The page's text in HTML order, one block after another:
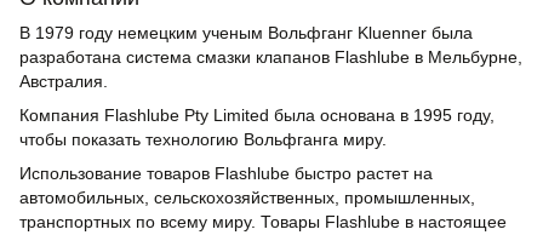
В 1979 году немецким ученым Вольфганг Kluenner была
разработана система смазки клапанов Flashlube в Мельбурне,
Австралия.
Компания Flashlube Pty Limited была основана в 1995 году,
чтобы показать технологию Вольфганга миру.
Использование товаров Flashlube быстро растет на
автомобильных, сельскохозяйственных, промышленных,
транспортных по всему миру. Товары Flashlube в настоящее